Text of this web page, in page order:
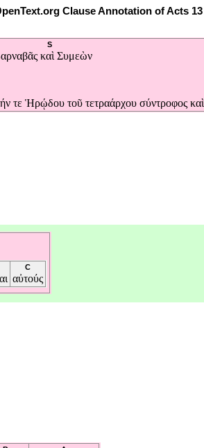
Clause Annotation of Acts 13
S
καὶ Συμεὼν
τε Ἡρῴδου τοῦ τετραάρχου σύντροφος καὶ
C
αὐτούς